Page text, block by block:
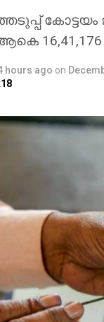
hours ago on